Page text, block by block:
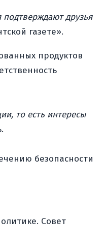
друзья
газете».
продуктов
то есть интересы
безопасности
Совет